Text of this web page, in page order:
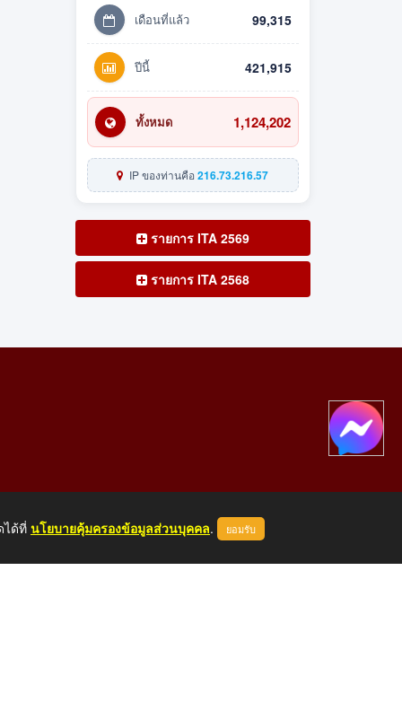
เดือนที่แล้ว 99,315
ปีนี้ 421,915
ทั้งหมด 1,124,202
IP ของท่านคือ216.73.216.57
รายการ ITA 2569
รายการ ITA 2568
ได้ที่ นโยบายคุ้มครองข้อมูลส่วนบุคคล. ยอมรับ